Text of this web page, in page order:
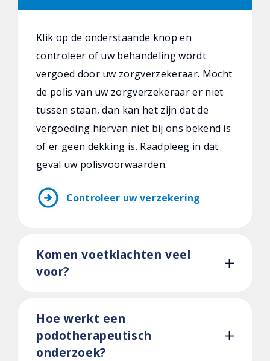
Klik op de onderstaande knop en
controleer of uw behandeling wordt
vergoed door uw zorgverzekeraar. Mocht
de polis van uw zorgverzekeraar er niet
tussen staan, dan kan het zijn dat de
vergoeding hiervan niet bij ons bekend is
of er geen dekking is. Raadpleeg in dat
geval uw polisvoorwaarden.
arrow_circle_right Controleer uw verzekering
Komen voetklachten veel
voor?
Hoe werkt een
podotherapeutisch
onderzoek?